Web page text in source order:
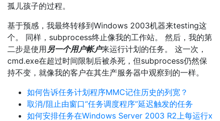
孤儿孩子的过程。
基于预感，我最终转移到Windows 2003机器来testing这
个。 同样，subprocess终止像我的工作站。 然后，我的第
二步是使用另一个用户帐户来运行计划的任务。 这一次，
cmd.exe在超过时间限制后被杀死，但subprocess仍然保
持不变，就像我的客户在其生产服务器中观察到的一样。
如何告诉任务计划程序MMC记住历史的列宽？
取消/阻止由窗口“任务调度程序”延迟触发的任务
如何安排任务在Windows Server 2003 R2上每运行x